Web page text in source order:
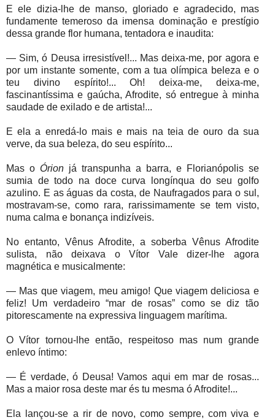
E ele dizia-lhe de manso, gloriado e agradecido, mas
fundamente temeroso da imensa dominação e prestígio
dessa grande flor humana, tentadora e inaudita:
— Sim, ó Deusa irresistível!... Mas deixa-me, por agora e
por um instante somente, com a tua olímpica beleza e o
teu divino espírito!... Oh! deixa-me, deixa-me,
fascinantíssima e gaúcha, Afrodite, só entregue à minha
saudade de exilado e de artista!...
E ela a enredá-lo mais e mais na teia de ouro da sua
verve, da sua beleza, do seu espírito...
Mas o Órionjá transpunha a barra, e Florianópolis se
sumia de todo na doce curva longínqua do seu golfo
azulino. E as águas da costa, de Naufragados para o sul,
mostravam-se, como rara, rarissimamente se tem visto,
numa calma e bonança indizíveis.
No entanto, Vênus Afrodite, a soberba Vênus Afrodite
sulista, não deixava o Vítor Vale dizer-lhe agora
magnética e musicalmente:
— Mas que viagem, meu amigo! Que viagem deliciosa e
feliz! Um verdadeiro “mar de rosas” como se diz tão
pitorescamente na expressiva linguagem marítima.
O Vítor tornou-lhe então, respeitoso mas num grande
enlevo íntimo:
— É verdade, ó Deusa! Vamos aqui em mar de rosas...
Mas a maior rosa deste mar és tu mesma ó Afrodite!...
Ela lançou-se a rir de novo, como sempre, com viva e